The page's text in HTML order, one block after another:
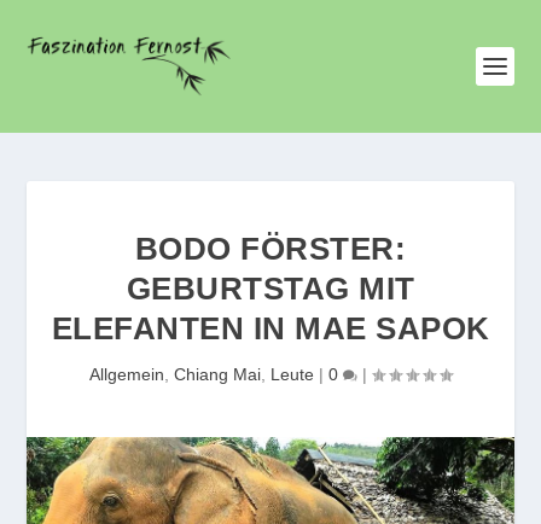
BODO FÖRSTER:
GEBURTSTAG MIT
ELEFANTEN IN MAE SAPOK
Allgemein Chiang Mai Leute | 0 |